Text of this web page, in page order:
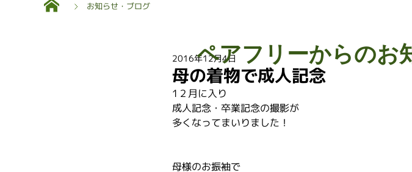
お知らせ・ブログ
母の着物で成人記念
2016年12月4日
1２月に入り
成人記念・卒業記念の撮影が
多くなってまいりました！
母様のお振袖で
ペアフリーからのお